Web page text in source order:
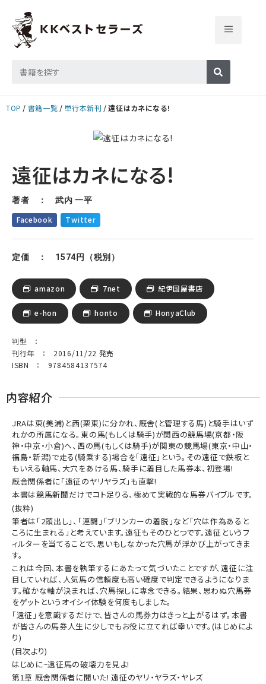
TOP 書籍一覧 単行本新刊 遠征はカネになる!
遠征はカネになる!
著者 ： 武内 一平
Facebook Twitter
定価 ： 1574円（税別）
amazon 7net 紀伊国屋書店
e-hon honto HonyaClub
判型 ：
刊行年 ： 2016/11/22 発売
ISBN ： 9784584137574
内容紹介
JRAは東(美浦)と西(栗東)に分かれ、厩舎(と管理する馬)と騎手はいず
れかの所属になる。東の馬(もしくは騎手)が関西の競馬場(京都・阪
神・中京・小倉)へ、西の馬(もしくは騎手)が関東の競馬場(東京・中山・
福島・新潟)で走る(騎乗する)場合を「遠征」という。その遠征で鉄板と
もいえる軸馬、大穴をあける馬、騎手に着目した馬券本、初登場!
厩舎関係者に「遠征のヤリヤラズ」も直撃!
本書は競馬新聞だけでコト足りる、極めて実戦的な馬券バイブルです。
(抜粋)
筆者は「2頭出し」、「連闘」「ブリンカーの着脱」など「穴は作為あると
ころに生まれる」と考えています。遠征もそのひとつです。遠征というフ
ィルターを当てることで、思いもしなかった穴馬が浮かび上がってきま
す。
これは今回、本書を執筆するにあたって気づいたことですが、遠征に注
目していれば、人気馬の信頼度も高い確度で判定できるようになりま
す。確かな軸が決まれば、穴馬探しに専念できる。結果、思わぬ穴馬券
をゲットというオイシイ体験を何度もしました。
「遠征」を意識するだけで、皆さんの馬券力はきっと上がるはず。本書
が皆さんの馬券人生に少しでもお役に立てれば幸いです。(はじめによ
り)
(目次より)
はじめに~遠征馬の破壊力を見よ!
第1章 厩舎関係者に聞いた! 遠征のヤリ・ヤラズ・ヤレズ